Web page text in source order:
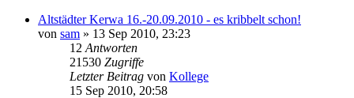
Altstädter Kerwa 16.-20.09.2010 - es kribbelt schon!
von sam » 13 Sep 2010, 23:23
12 Antworten
21530 Zugriffe
Letzter Beitrag von Kollege
15 Sep 2010, 20:58